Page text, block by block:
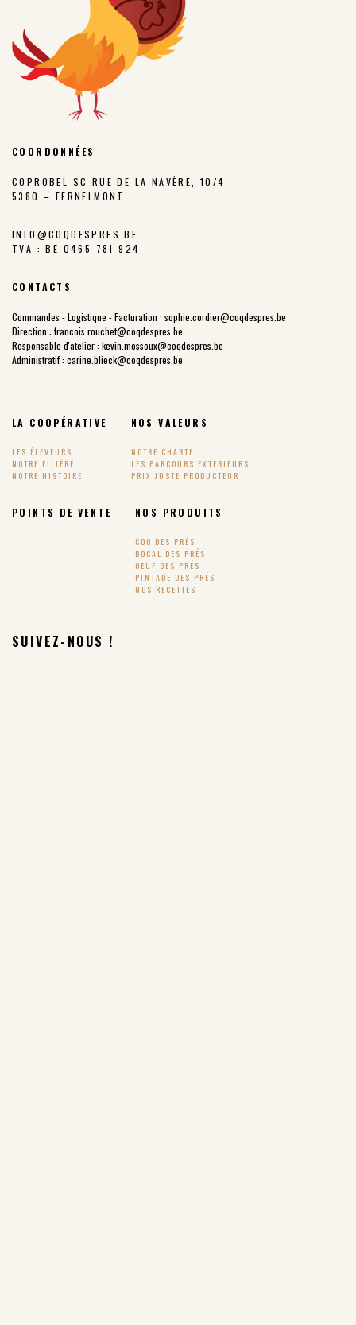
COORDONNÉES
COPROBEL SC RUE DE LA NAVÈRE, 10/4
5380 – FERNELMONT
INFO@COQDESPRES.BE
TVA : BE 0465 781 924
CONTACTS
Commandes - Logistique - Facturation : sophie.cordier@coqdespres.be
Direction : francois.rouchet@coqdespres.be
Responsable d'atelier : kevin.mossoux@coqdespres.be
Administratif : carine.blieck@coqdespres.be
LA COOPÉRATIVE
LES ÉLEVEURS
NOTRE FILIÈRE
NOTRE HISTOIRE
NOS VALEURS
NOTRE CHARTE
LES PARCOURS EXTÉRIEURS
PRIX JUSTE PRODUCTEUR
POINTS DE VENTE NOS PRODUITS
COQ DES PRÉS
BOCAL DES PRÉS
OEUF DES PRÉS
PINTADE DES PRÉS
NOS RECETTES
SUIVEZ-NOUS !